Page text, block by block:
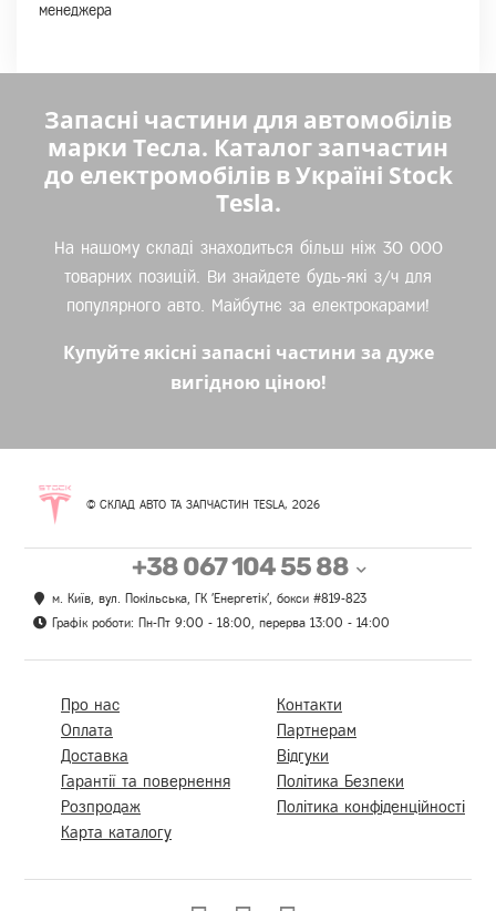
менеджера
Запасні частини для автомобілів
марки Тесла. Каталог запчастин
до електромобілів в Україні Stock
Tesla.
На нашому складі знаходиться більш ніж 30 000
товарних позицій. Ви знайдете будь-які з/ч для
популярного авто. Майбутнє за електрокарами!
Купуйте якісні запасні частини за дуже
вигідною ціною!
© СКЛАД АВТО ТА ЗАПЧАСТИН TESLA, 2026
+38 067 104 55 88
м. Київ, вул. Покільська, ГК 'Енергетік', бокси #819-823
Графік роботи: Пн-Пт 9:00 - 18:00, перерва 13:00 - 14:00
Про нас
Оплата
Доставка
Гарантії та повернення
Розпродаж
Карта каталогу
Контакти
Партнерам
Відгуки
Політика Безпеки
Політика конфіденційності